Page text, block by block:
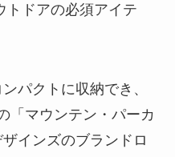
トドアの必須アイテ
パクトに収納でき、
「マウンテン・パーカ
インズのブランドロ